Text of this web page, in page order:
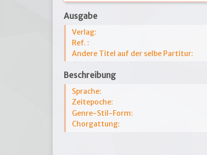
Ausgabe
Verlag:
Ref. :
Andere Titel auf der selbe Partitur:
Beschreibung
Sprache:
Zeitepoche:
Genre-Stil-Form:
Chorgattung: